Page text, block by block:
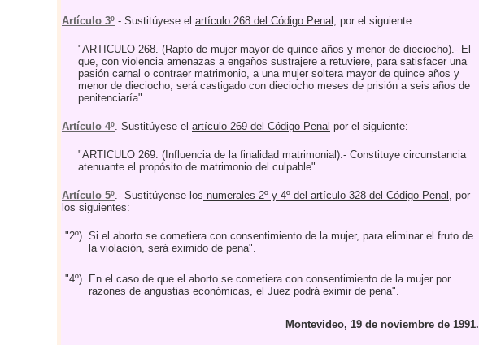
Artículo 3º.- Sustitúyese el artículo 268 del Código Penal , por el siguiente:
"ARTICULO 268. (Rapto de mujer mayor de quince años y menor de dieciocho).- El
que, con violencia amenazas a engaños sustrajere a retuviere, para satisfacer una
pasión carnal o contraer matrimonio, a una mujer soltera mayor de quince años y
menor de dieciocho, será castigado con dieciocho meses de prisión a seis años de
penitenciaría".
Artículo 4º. Sustitúyese el artículo 269 del Código Penal por el siguiente:
"ARTICULO 269. (Influencia de la finalidad matrimonial).- Constituye circunstancia
atenuante el propósito de matrimonio del culpable".
Artículo 5º.- Sustitúyense los numerales 2º y 4º del artículo 328 del Código Penal , por
los siguientes:
"2º) Si el aborto se cometiera con consentimiento de la mujer, para eliminar el fruto de
la violación, será eximido de pena".
"4º)
En el caso de que el aborto se cometiera con consentimiento de la mujer por
razones de angustias económicas, el Juez podrá eximir de pena".
Montevideo, 19 de noviembre de 1991.